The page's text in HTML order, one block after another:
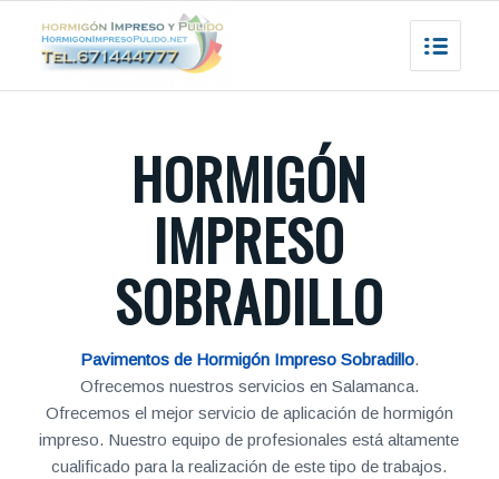
HORMIGÓN
IMPRESO
SOBRADILLO
Pavimentos de Hormigón Impreso Sobradillo.
Ofrecemos nuestros servicios en Salamanca.
Ofrecemos el mejor servicio de aplicación de hormigón
impreso. Nuestro equipo de profesionales está altamente
cualificado para la realización de este tipo de trabajos.